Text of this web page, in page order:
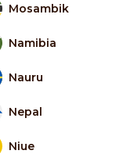
Mosambik
Namibia
Nauru
Nepal
Niue